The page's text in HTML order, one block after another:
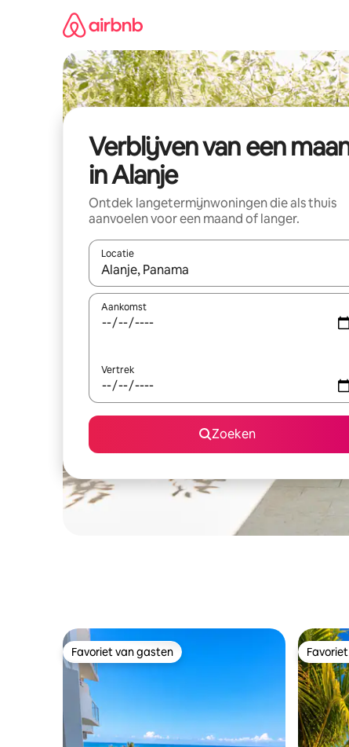
Verblijven van een
in Alanje
Ontdek langetermijnwoningen die als thuis
aanvoelen voor een maand of langer.
Locatie
Wanneer er resultaten beschikbaar zijn, maak
Aankomst
Vertrek
Zoeken
Favoriet van gasten
Favoriet van gasten